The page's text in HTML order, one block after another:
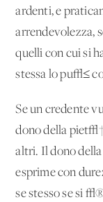
ardenti, e
arrendevolezza,
quelli con cui si
stessa lo pu√≤
Se un credente
dono della
altri. Il dono
esprime con
se stesso se si